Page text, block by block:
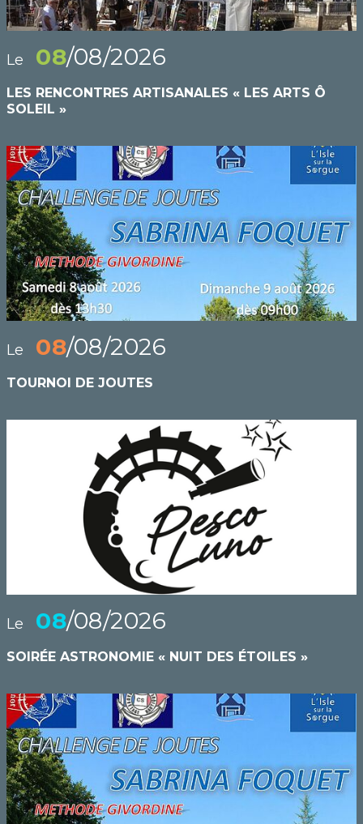
Le 08/08/2026
LES RENCONTRES ARTISANALES « LES ARTS Ô
SOLEIL »
Le 08/08/2026
TOURNOI DE JOUTES
Le 08/08/2026
SOIRÉE ASTRONOMIE « NUIT DES ÉTOILES »